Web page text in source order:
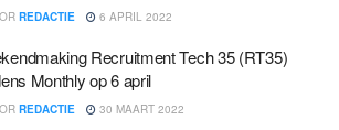
REDACTIE 6 APRIL 2022
Recruitment Tech 35 (RT35)
Monthly op 6 april
REDACTIE 30 MAART 2022